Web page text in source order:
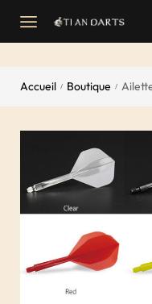
Accueil / Boutique /